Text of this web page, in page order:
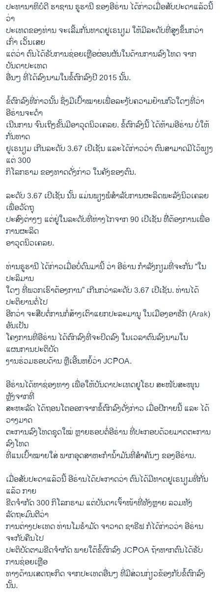
ປະທານາທິບໍດີ ຮາຊານ ຣູຮານີ ຂອງອີຣ່ານ ໄດ້ກ່າວເມື່ອສັບປະດາແລ້ວນີ້
ວ່າ
ປະເທດຂອງທ່ານ ຈະເລີ້ມກັ່ນທາດຢູເຣນຽມ ໃຫ້ມີລະດັບທີ່ສູງຂຶ້ນກວ່າ
ເກົ່າ ເວັ້ນເສຍ
ແຕ່ວ່າ ຕົນໄດ້ຮັບການຊ່ອຍເຫຼືອຜ່ອນຜັນໃນດ້ານການລົງໂທດ ຈາກ
ບັນດາປະເທດ
ອື່ນໆ ທີ່ໄດ້ລົງນາມໃນຂໍ້ຕົກລົງປີ 2015 ນັ້ນ.
ຂໍ້ຕົກລົງທີ່ກ່າວນັ້ນ ຊຶ່ງມີເປົ້າໝາຍເພື່ອລະງັບຄວາມຢ້ານກົວໃດໆທີ່ວ່າ
ອີຣ່ານຈະດຳ
ເນີນການ ຈົນເຖິງຂັ້ນມີອາວຸດນິວເຄລຍ. ຂໍ້ຕົກລົງນີ້ ໄດ້ຫ້າມອີຣ່ານ ບໍ່ໃຫ້
ກັ່ນທາດ
ຢູເຣນຽມ ເກີນລະດັບ 3.67 ເປີເຊັນ ແລະໄດ້ກ່າວວ່າ ຕົນສາມາດມີໄວ້ພຽງ
ແຕ່ 300
ກິໂລກຣາມ ຂອງທາດດັ່ງກ່າວ ໃນຄັງຂອງຕົນ.
ລະດັບ 3.67 ເປີເຊັນ ນັ້ນ ແມ່ນພຽງພໍສຳລັບການຜະລິດພະລັງນິວເຄລຍ
ເພື່ອວັດຖຸ
ປະສົງຕ່າງໆ ແຕ່ຢູ່ໃນລະດັບທີ່ຫ່າງໄກຈາກ 90 ເປີເຊັນ ທີີ່ຕ້ອງການເພື່ອ
ການຜະລິດ
ອາວຸດນິວເຄລຍ.
ທ່ານຣູຮານີ ໄດ້ກ່າວເມື່ອບໍ່ດົນມານີ້ ວ່າ ອີຣ່ານ ກຳລັງກຽມທີ່ຈະກັ່ນ “ໃນ
ປະລິມານ
ໃດໆ ທີ່ພວກເຮົາຕ້ອງການ” ເກີນກວ່າລະດັບ 3.67 ເປີເຊັນ. ທ່ານໄດ້
ປະຕິຍານຕໍ່ໄປ
ອີກວ່າ ຈະສືບຕໍ່ການກໍ່ສ້າງເຕົາແຍກປະລະມານູ ໃນເມືອງອາຣັກ (Arak)
ອັນເປັນ
ໂຄງການທີ່ອີຣ່ານ ໄດ້ຕົກລົງທີ່ຈະປິດລົງ ໃນເວລາຕົນລົງນາມໃນ
ແຜນການປະຕິບັດ
ງານຮ່ວມຮອບດ້ານ ຫຼືເອີ້ນຫຍໍ້ວ່າ JCPOA.
ອີຣ່ານໄດ້ຫາຊ່ອງທາງ ເພື່ອໃຫ້ບັນດາປະເທດຢູໂຣບ ສະໜັບສະໜຸນ
ຫຼັງຈາກທີ່
ສະຫະລັດ ໄດ້ຖອນໂຕອອກຈາກຂໍ້ຕົກລົງດັ່ງກ່າວ ເມື່ອປີກາຍນີ້ ແລະ ໄດ້
ວາງມາດ
ຕະການລົງໂທດຊຸດໃໝ່ ຫຼາຍຮອບຕໍ່ອີຣ່ານ ທີ່ປະກອບດ້ວຍມາດຕະການ
ລົງໂທດ
ທີ່ແນເປົ້າໝາຍໃສ່ ພາກອຸດສາຫະກຳນ້ຳມັນທີ່ສຳຄັນໆ ຂອງອີຣ່ານ.
ເມື່ອສັບປະດາແລ້ວນີ້ ອີຣ່ານໄດ້ປະກາດວ່າ ຕົນໄດ້ມີທາດຢູເຣນຽມທີ່ກັ່ນ
ແລ້ວ ກາຍ
ຂີດຈຳກັດ 300 ກິໂລກຣາມ ແຕ່ບັນດາເຈົ້າໜ້າທີ່ທັງຫຼາຍ ລວມທັງ
ລັດຖະມົນຕີວ່າ
ການຕ່າງປະເທດ ທ່ານໂມຮຳມັດ ຈາວາດ ຊາຣີຟ ກໍໄດ້ກ່າວວ່າ ອີຣ່ານ
ຈະກັບຄືນໄປ
ປະຕິບັດຕາມຂີດຈຳກັດ ພາຍໃຕ້ຂໍ້ຕົກລົງ JCPOA ຖ້າຫາກຕົນໄດ້ຮັບ
ການຊ່ອຍເຫຼືອ
ທາງດ້ານເສດຖະກິດ ຈາກປະເທດອື່ນໆ ທີ່ມີສ່ວນກ່ຽວຂ້ອງກັບຂໍ້ຕົກລົງ
ນັ້ນ.